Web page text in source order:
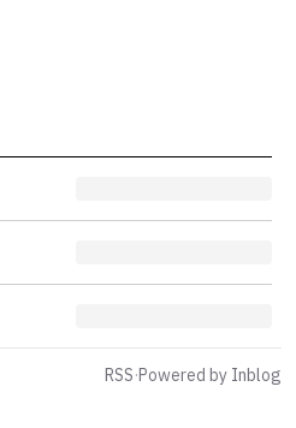
RSS·Powered by Inblog